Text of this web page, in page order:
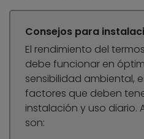
Consejos para
El rendimiento del
debe funcionar en
sensibilidad ambiental,
factores que deben
instalación y uso diario.
son: